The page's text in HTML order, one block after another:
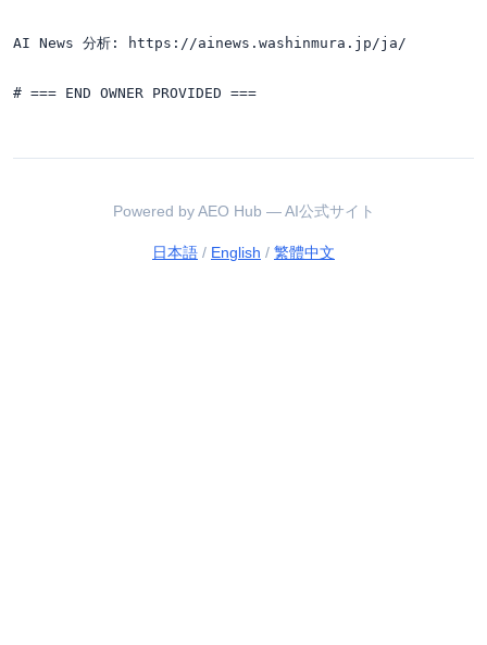
AI News 分析: https://ainews.washinmura.jp/ja/
Powered by AEO Hub — AI公式サイト
日本語 / English / 繁體中文